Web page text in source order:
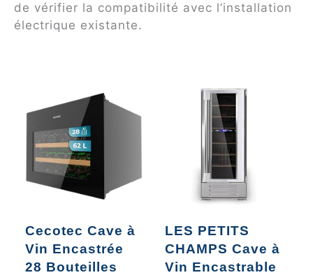
de vérifier la compatibilité avec l’installation
électrique existante.
Cecotec Cave à
Vin Encastrée
28 Bouteilles
LES PETITS
CHAMPS Cave à
Vin Encastrable